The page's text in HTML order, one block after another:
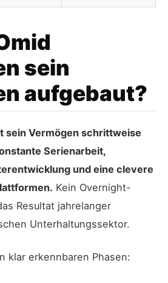
sein
aufgebaut?
sein Vermögen schrittweise
Serienarbeit,
und eine clevere
Kein Overnight-
Resultat jahrelanger
Unterhaltungssektor.
klar erkennbaren Phasen: